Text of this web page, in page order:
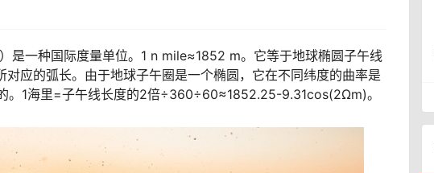
是一种国际度量单位。1 n mile≈1852 m。它等于地球椭圆子午线
应的弧长。由于地球子午圈是一个椭圆，它在不同纬度的曲率是
。1海里=子午线长度的2倍÷360÷60≈1852.25-9.31cos(2Ωm)。